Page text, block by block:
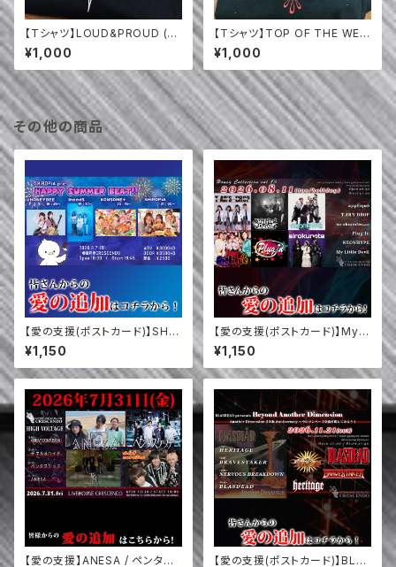
【Tシャツ】LOUD&PROUD (20
02年)
¥1,000
【Tシャツ】TOP OF THE WES
T TOWER (2006年)
¥1,000
その他の商品
【愛の支援(ポストカード)】SHiR
OPiA / KONSOME+ / Ineed
S / HONEYBEE (8/7)
¥1,150
【愛の支援(ポストカード)】My L
ittle Devil / NEONHYPE / Pl
ug in / sirokunote(名古屋) /
T-AR'S DROP / appliqué
¥1,150
【愛の支援】ANESA / ペンタス
【愛の支援(ポストカード)】BLA